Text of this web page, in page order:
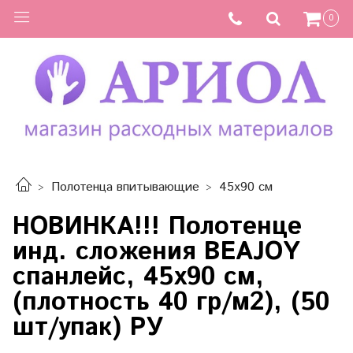
0
Полотенца впитывающие 45х90 см
НОВИНКА!!! Полотенце
инд. сложения BEAJOY
спанлейс, 45х90 см,
(плотность 40 гр/м2), (50
шт/упак) РУ